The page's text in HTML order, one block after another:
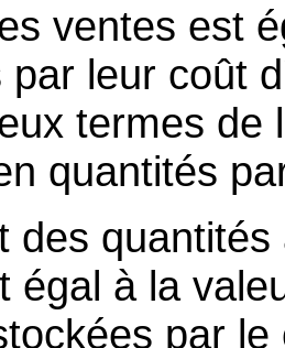
ventes est
par leur coût
termes de
quantités
des
égal à la
par